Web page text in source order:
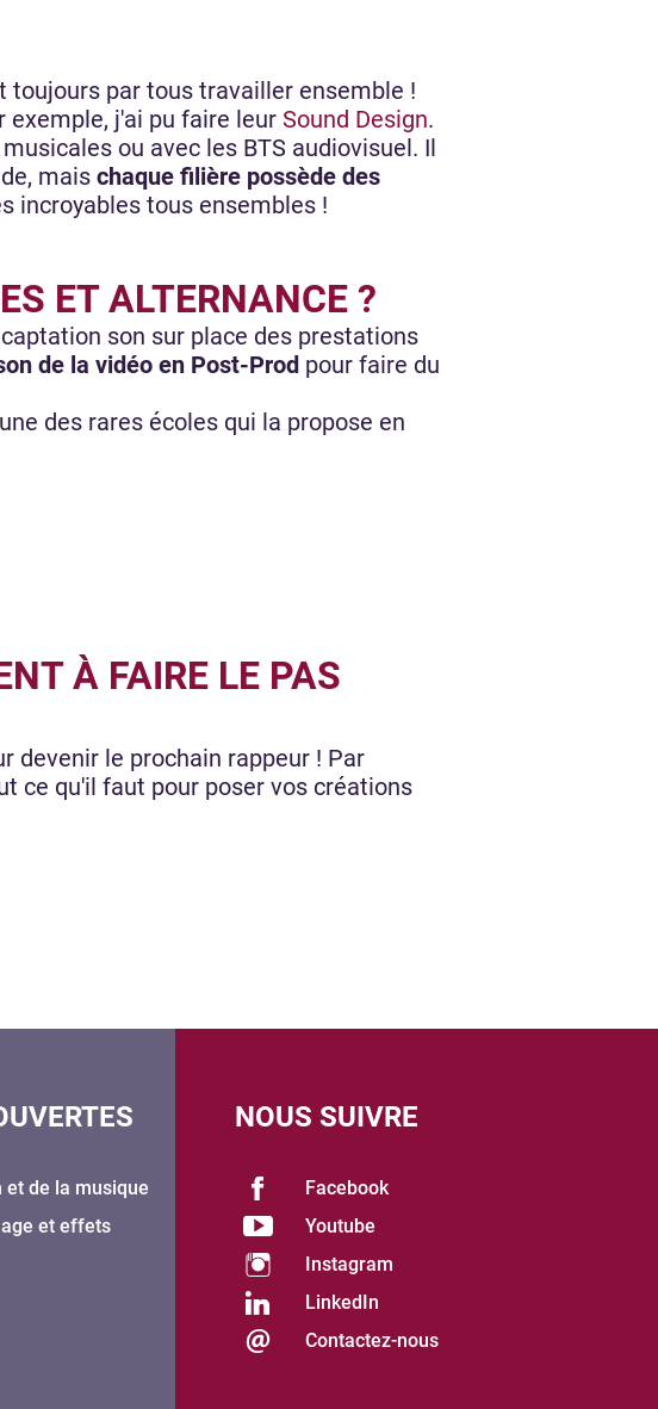
toujours par tous travailler ensemble !
exemple, j'ai pu faire leur Sound Design.
ou avec les BTS audiovisuel. Il
mais chaque filière possède des
incroyables tous ensembles !
ET ALTERNANCE ?
son sur place des prestations
de la vidéo en Post-Prod pour faire du
des rares écoles qui la propose en
À FAIRE LE PAS
devenir le prochain rappeur ! Par
ce qu'il faut pour poser vos créations
et de la musique
et effets
NOUS SUIVRE
Facebook
Youtube
Instagram
LinkedIn
Contactez-nous